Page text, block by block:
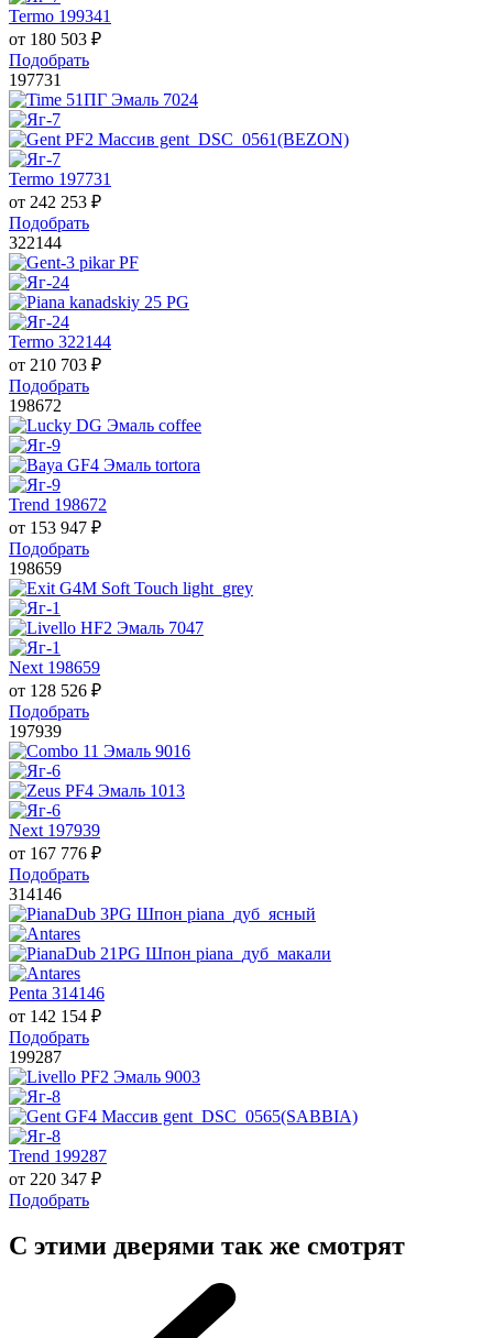
Termo 199341
от 180 503 ₽
Подобрать
197731
Termo 197731
от 242 253 ₽
Подобрать
322144
Termo 322144
от 210 703 ₽
Подобрать
198672
Trend 198672
от 153 947 ₽
Подобрать
198659
Next 198659
от 128 526 ₽
Подобрать
197939
Next 197939
от 167 776 ₽
Подобрать
314146
Penta 314146
от 142 154 ₽
Подобрать
199287
Trend 199287
от 220 347 ₽
Подобрать
С этими дверями так же смотрят